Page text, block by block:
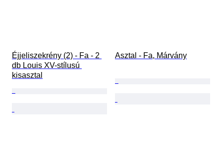
Éjjeliszekrény (2) - Fa - 2
db Louis XV-stílusú
kisasztal
Asztal - Fa, Márvány